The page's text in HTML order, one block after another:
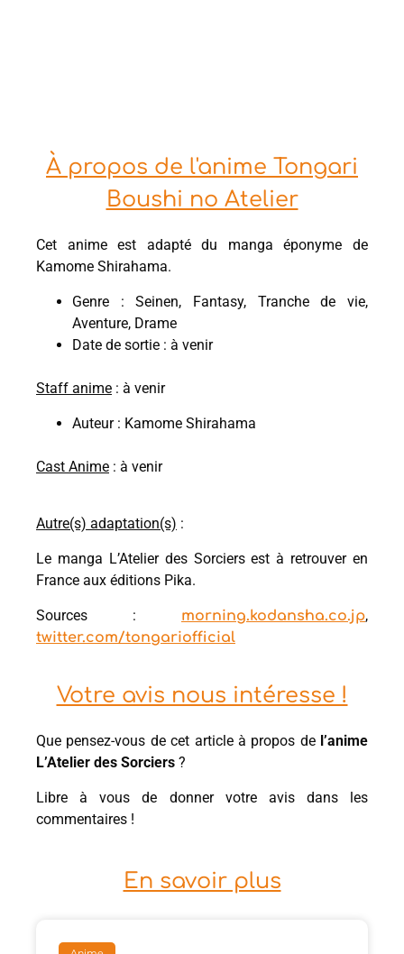
À propos de l'anime Tongari
Boushi no Atelier
Cet anime est adapté du manga éponyme de
Kamome Shirahama.
Genre : Seinen, Fantasy, Tranche de vie,
Aventure, Drame
Date de sortie : à venir
Staff anime : à venir
Auteur : Kamome Shirahama
Cast Anime : à venir
Autre(s) adaptation(s) :
Le manga L’Atelier des Sorciers est à retrouver en
France aux éditions Pika.
Sources : morning.kodansha.co.jp,
twitter.com/tongariofficial
Votre avis nous intéresse !
Que pensez-vous de cet article à propos de l’anime
L’Atelier des Sorciers ?
Libre à vous de donner votre avis dans les
commentaires !
En savoir plus